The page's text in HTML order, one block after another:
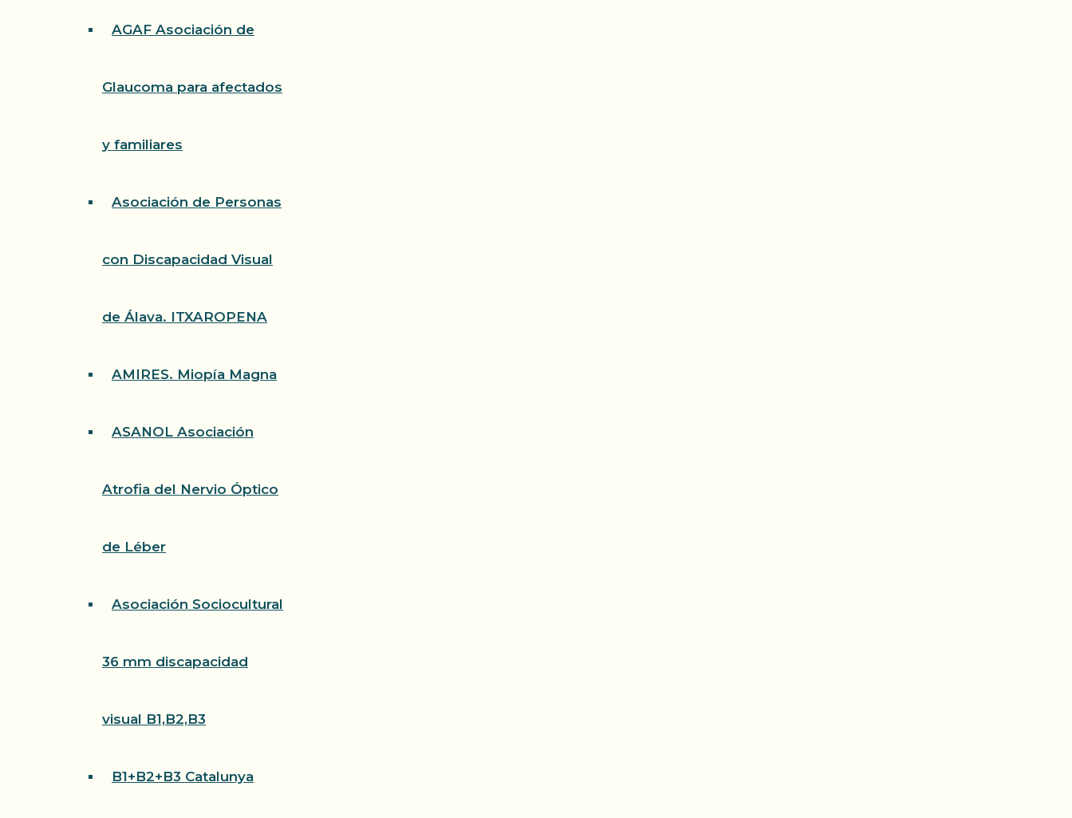
AGAF Asociación de
Glaucoma para afectados
y familiares
Asociación de Personas
con Discapacidad Visual
de Álava. ITXAROPENA
AMIRES. Miopía Magna
ASANOL Asociación
Atrofia del Nervio Óptico
de Léber
Asociación Sociocultural
36 mm discapacidad
visual B1,B2,B3
B1+B2+B3 Catalunya